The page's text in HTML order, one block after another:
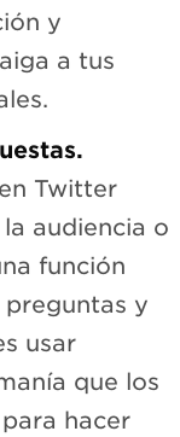
y
a tus
Twitter
audiencia o
función
preguntas y
usar
que los
hacer